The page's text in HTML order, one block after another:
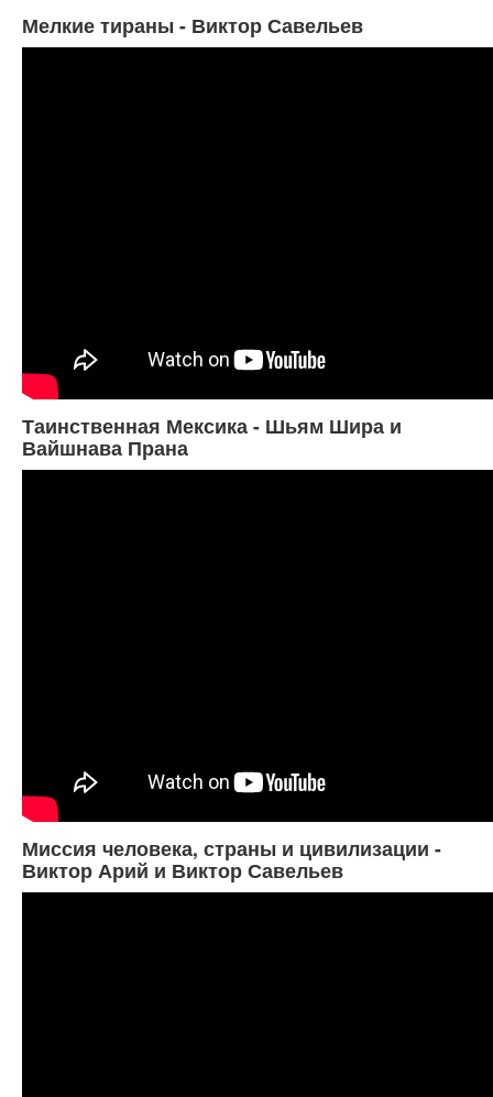
Мелкие тираны - Виктор Савельев
Таинственная Мексика - Шьям Шира и
Вайшнава Прана
Миссия человека, страны и цивилизации -
Виктор Арий и Виктор Савельев